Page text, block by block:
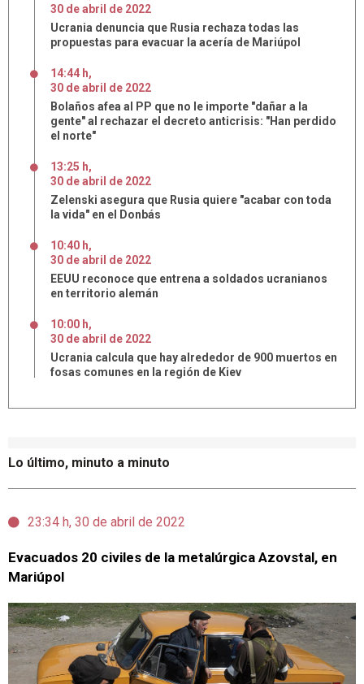
Lo último, minuto a minuto
23:34 h, 30 de abril de 2022
Evacuados 20 civiles de la metalúrgica Azovstal, en
Mariúpol
30 deabril de 2022
Ucrania denuncia que Rusia rechaza todas las
propuestas para evacuar la acería de Mariúpol
14:44 h,
30 deabril de 2022
Bolaños afea al PP que no le importe "dañar a la
gente" al rechazar el decreto anticrisis: "Han perdido
el norte"
13:25 h,
30 deabril de 2022
Zelenski asegura que Rusia quiere "acabar con toda
la vida" en el Donbás
10:40 h,
30 deabril de 2022
EEUU reconoce que entrena a soldados ucranianos
en territorio alemán
10:00 h,
30 deabril de 2022
Ucrania calcula que hay alrededor de 900 muertos en
fosas comunes en la región de Kiev